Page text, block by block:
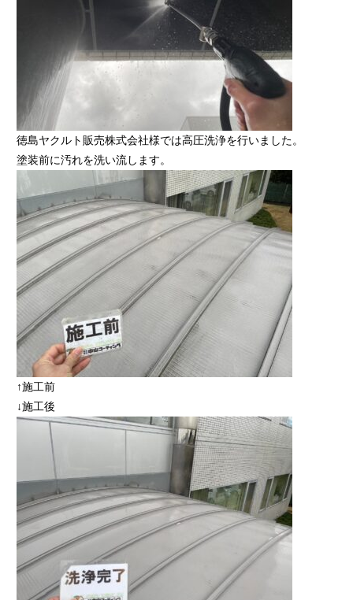
徳島ヤクルト販売株式会社様では高圧洗浄を行いました。
塗装前に汚れを洗い流します。
↑施工前
↓施工後